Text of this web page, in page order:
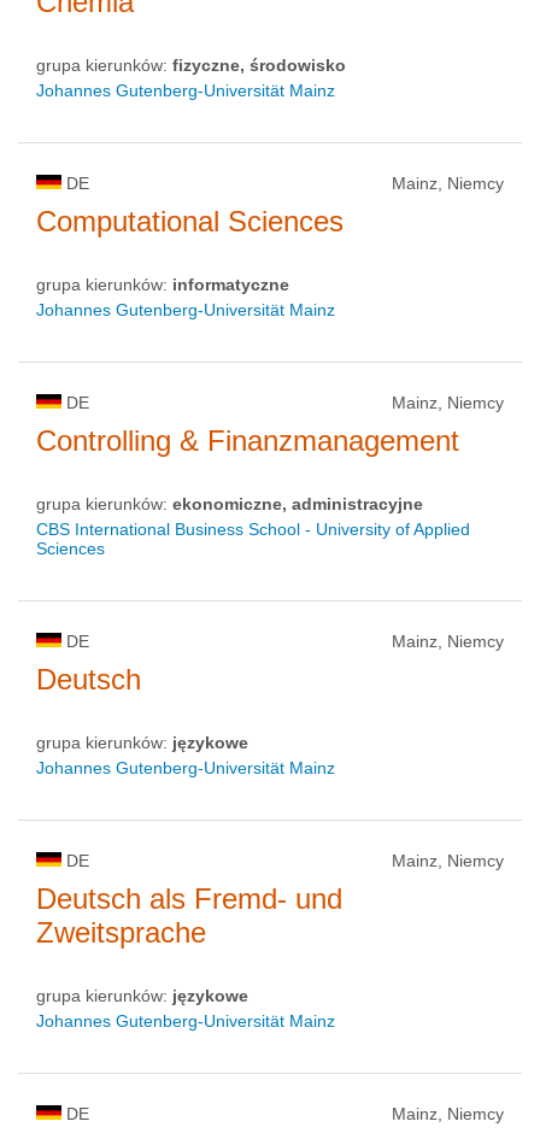
grupa kierunków: fizyczne, środowisko
Johannes Gutenberg-Universität Mainz
DE Mainz, Niemcy
Computational Sciences
grupa kierunków: informatyczne
Johannes Gutenberg-Universität Mainz
DE Mainz, Niemcy
Controlling & Finanzmanagement
grupa kierunków: ekonomiczne, administracyjne
CBS International Business School - University of Applied
Sciences
DE Mainz, Niemcy
Deutsch
grupa kierunków: językowe
Johannes Gutenberg-Universität Mainz
DE Mainz, Niemcy
Deutsch als Fremd- und
Zweitsprache
grupa kierunków: językowe
Johannes Gutenberg-Universität Mainz
DE Mainz, Niemcy